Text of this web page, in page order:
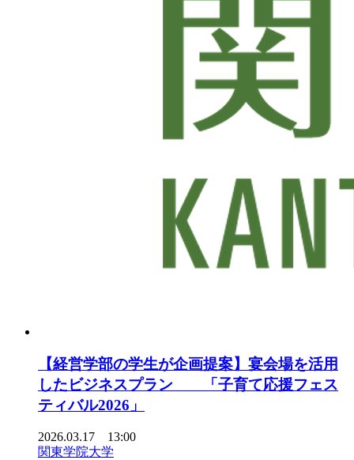
【経営学部の学生が企画提案】宴会場を活用
したビジネスプラン 「子育て応援フェス
ティバル2026」
2026.03.17 13:00
関東学院大学